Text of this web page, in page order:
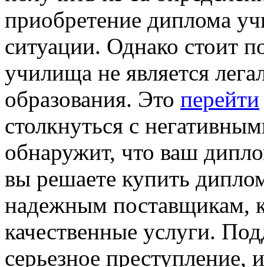
приобретение диплома
ситуации. Однако стоит
училища не является
образования. Это перейти
столкнуться с
обнаружит, что ваш
вы решаете купить
надежным поставщикам,
качественные услуги.
серьезное преступление,